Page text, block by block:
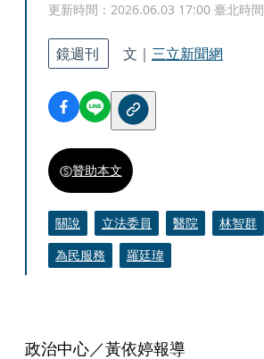
更新時間： 2026.06.03 17:00 臺北時間
鏡週刊 文｜ 三立新聞網
贊助本文
關說 立法委員 醫院 林智群
為民服務
羅廷瑋
政治中心／黃依婷報導